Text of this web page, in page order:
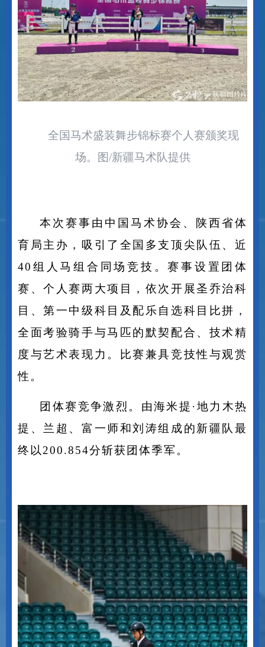
全国马术盛装舞步锦标赛个人赛颁奖现
场。图/新疆马术队提供
本次赛事由中国马术协会、陕西省体
育局主办，吸引了全国多支顶尖队伍、近
40 组人马组合同场竞技。赛事设置团体
赛、个人赛两大项目，依次开展圣乔治科
目、第一中级科目及配乐自选科目比拼，
全面考验骑手与马匹的默契配合、技术精
度与艺术表现力。比赛兼具竞技性与观赏
性。
团体赛竞争激烈。由海米提 ·地力木热
提、兰超、富一师和刘涛组成的新疆队最
终以200.854分斩获团体季军。